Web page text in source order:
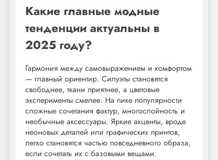
Какие главные модные
тенденции актуальны в
2025 году?
Гармония между самовыражением и комфортом
— главный ориентир. Силуэты становятся
свободнее, ткани приятнее, а цветовые
эксперименты смелее. На пике популярности
сложные сочетания фактур, многослойность и
необычные аксессуары. Яркие акценты, вроде
неоновых деталей или графических принтов,
легко становятся частью повседневного образа,
если сочетать их с базовыми вещами.